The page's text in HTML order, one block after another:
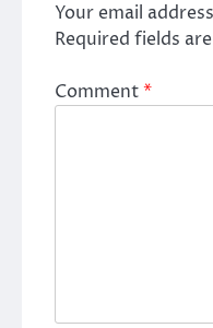
Your email
Required fields
Comment*